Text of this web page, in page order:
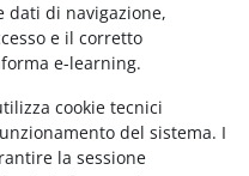
dati di navigazione,
e il corretto
e-learning.
cookie tecnici
del sistema. I
la sessione